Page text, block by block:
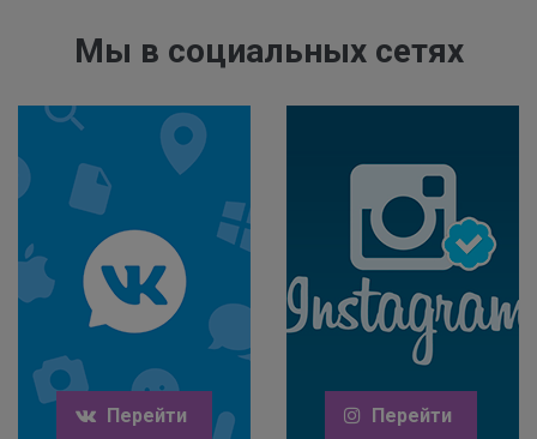
Мы в социальных сетях
Перейти Перейти